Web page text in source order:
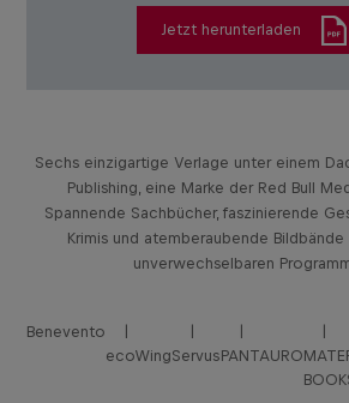
Jetzt herunterladen
Sechs einzigartige Verlage unter einem
Publishing, eine Marke der Red Bull
Spannende Sachbücher, faszinierende
Krimis und atemberaubende
unverwechselbaren
Benevento
ecoWingServusPANTAURO